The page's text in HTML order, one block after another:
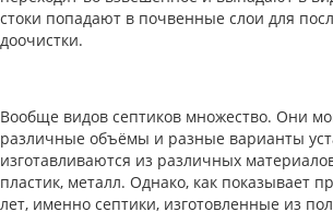
стоки попадают в почвенные слои для
доочистки.
Вообще видов септиков множество. Они
различные объёмы и разные варианты
изготавливаются из различных
пластик, металл. Однако, как показывает
лет, именно септики, изготовленные из